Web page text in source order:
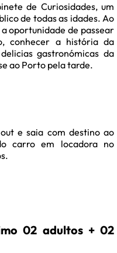
de Curiosidades, um
de todas as idades. Ao
oportunidade de passear
conhecer a história da
gastronómicas da
ao Porto pela tarde.
e saia com destino ao
carro em locadora no
02 adultos + 02